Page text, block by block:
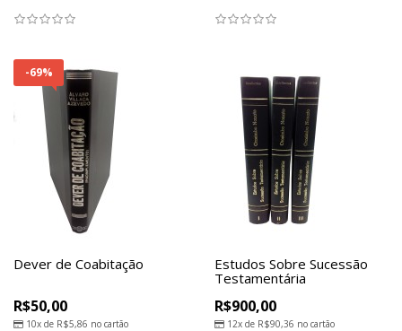
-69%
Dever de Coabitação
R$50,00
10x de R$5,86 no cartão
Estudos Sobre Sucessão
Testamentária
R$900,00
12x de R$90,36 no cartão